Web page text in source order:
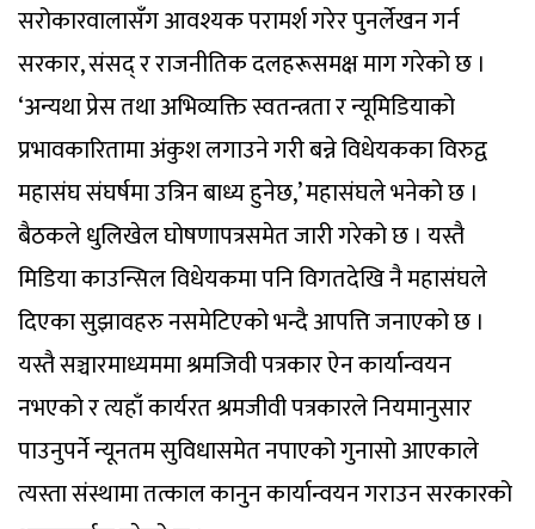
सरोकारवालासँग आवश्यक परामर्श गरेर पुनर्लेखन गर्न
सरकार, संसद् र राजनीतिक दलहरूसमक्ष माग गरेको छ ।
‘अन्यथा प्रेस तथा अभिव्यक्ति स्वतन्त्रता र न्यूमिडियाको
प्रभावकारितामा अंकुश लगाउने गरी बन्ने विधेयकका विरुद्व
महासंघ संघर्षमा उत्रिन बाध्य हुनेछ,’ महासंघले भनेको छ ।
बैठकले धुलिखेल घोषणापत्रसमेत जारी गरेको छ । यस्तै
मिडिया काउन्सिल विधेयकमा पनि विगतदेखि नै महासंघले
दिएका सुझावहरु नसमेटिएको भन्दै आपत्ति जनाएको छ ।
यस्तै सञ्चारमाध्यममा श्रमजिवी पत्रकार ऐन कार्यान्वयन
नभएको र त्यहाँ कार्यरत श्रमजीवी पत्रकारले नियमानुसार
पाउनुपर्ने न्यूनतम सुविधासमेत नपाएको गुनासो आएकाले
त्यस्ता संस्थामा तत्काल कानुन कार्यान्वयन गराउन सरकारको